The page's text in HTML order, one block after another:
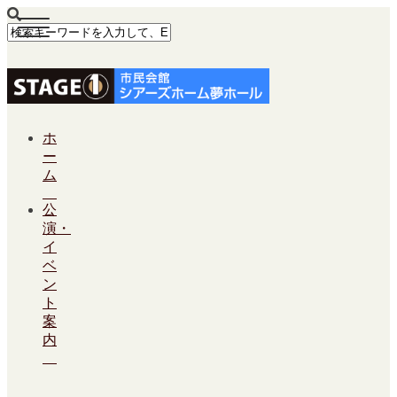
ホ
ー
ム
公
演・
イ
ベ
ン
ト
案
内